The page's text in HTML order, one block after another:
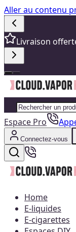
Aller au contenu
Livraison
Espace Pro
Connectez-vous
Home
E-liquides
E-cigarettes